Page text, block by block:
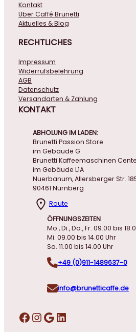
Kontakt
Über Caffé Brunetti
Aktuelles & Blog
RECHTLICHES
Impressum
Widerrufsbelehrung
AGB
Datenschutz
Versandarten & Zahlung
KONTAKT
ABHOLUNG IM LADEN:
Brunetti Passion Store
im Gebäude G
Brunetti Kaffeemaschinen
im Gebäude L1A
Nuerbanum, Allersberger Str.
90461 Nürnberg
Route
ÖFFNUNGSZEITEN
Mo., Di., Do., Fr. 09.00 bis
Mi. 09.00 bis 14.00 Uhr
Sa. 11.00 bis 14.00 Uhr
+49 (0)911-1489637-0
info@brunetticaffe.de
Facebook InstagramGoogle LinkedIn